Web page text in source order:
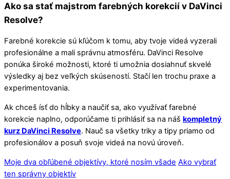
Ako sa stať majstrom farebných korekcií v DaVinci
Resolve?
Farebné korekcie sú kľúčom k tomu, aby tvoje videá vyzerali
profesionálne a mali správnu atmosféru. DaVinci Resolve
ponúka široké možnosti, ktoré ti umožnia dosiahnuť skvelé
výsledky aj bez veľkých skúseností. Stačí len trochu praxe a
experimentovania.
Ak chceš ísť do hĺbky a naučiť sa, ako využívať farebné
korekcie naplno, odporúčame ti prihlásiť sa na náš kompletný
kurz DaVinci Resolve. Nauč sa všetky triky a tipy priamo od
profesionálov a posuň svoje videá na novú úroveň.
Moje dva obľúbené objektívy, ktoré nosím všade Ako vybrať
ten správny objektív